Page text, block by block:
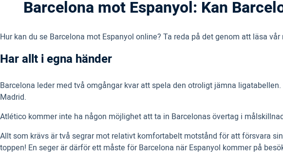
Barcelona mot Espanyol: Kan
Hur kan du se Barcelona mot Espanyol online? Ta reda på det genom att läsa
Har allt i egna händer
Barcelona leder med två omgångar kvar att spela den otroligt jämna
Madrid.
Atlético kommer inte ha någon möjlighet att ta in Barcelonas övertag i
Allt som krävs är två segrar mot relativt komfortabelt motstånd för att försvara
toppen! En seger är därför ett måste för Barcelona när Espanyol kommer på